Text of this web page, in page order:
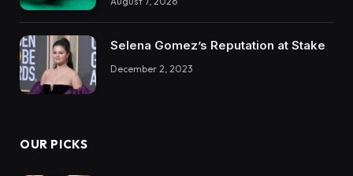
Selena Gomez’s Reputation at Stake
December 2, 2023
OUR PICKS